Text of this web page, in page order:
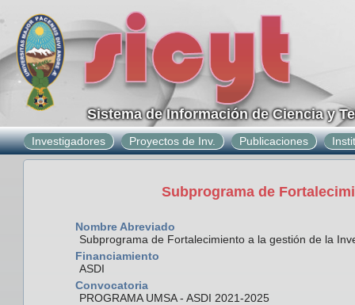
Sistema de Información de Ciencia y
Investigadores Proyectos de Inv. Publicaciones
Subprograma de
Nombre Abreviado
Subprograma de Fortalecimiento a la gestión de la
Financiamiento
ASDI
Convocatoria
PROGRAMA UMSA - ASDI 2021-2025